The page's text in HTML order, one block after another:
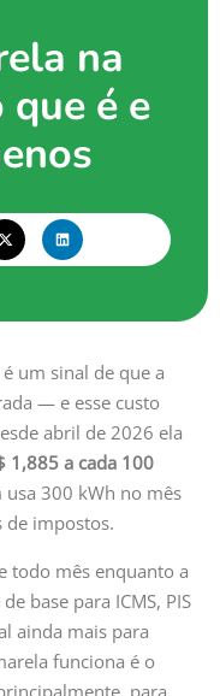
na
é e
é um sinal de que a
— e esse custo
abril de 2026 ela
1,885 a cada 100
300 kWh no mês
de impostos.
todo mês enquanto a
base para ICMS, PIS
ainda mais para
funciona é o